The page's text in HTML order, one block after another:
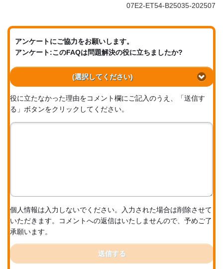
07E2-ET54-B25035-202507
アンケートにご協力をお願いします。
アンケート:このFAQは問題解決の役に立ちましたか?
(選択してください)
役に立たなかった理由をコメント欄にご記入のうえ、「送信す
る」ボタンをクリックしてください。
個人情報は入力しないでください。入力された場合は削除させて
いただきます。コメントへの返信はいたしませんので、予めご了
承願います。
送信する